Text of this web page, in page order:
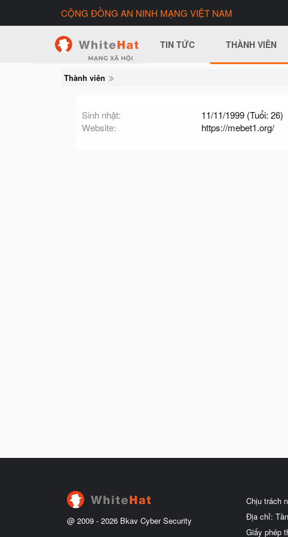
CỘNG ĐỒNG AN NINH MẠNG VIỆT NAM
TIN TỨC THÀNH VIÊN
Thành viên
Sinh nhật
11/11/1999 (Tuổi: 26)
Website
https://mebet1.org/
@ 2009 - 2026 Bkav Cyber Security
Chịu trách
Địa chỉ:
Giấy phép